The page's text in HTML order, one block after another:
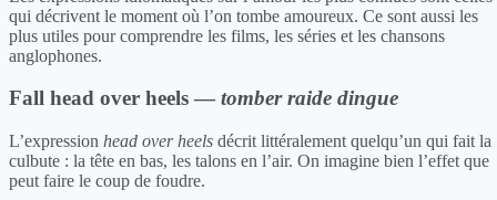
qui décrivent le moment où l’on tombe amoureux. Ce sont aussi les
plus utiles pour comprendre les films, les séries et les chansons
anglophones.
Fall head over heels — tomber raide dingue
L’expression head over heels décrit littéralement quelqu’un qui fait la
culbute : la tête en bas, les talons en l’air. On imagine bien l’effet que
peut faire le coup de foudre.